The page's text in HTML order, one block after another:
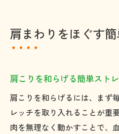
肩まわりをほぐす
肩こりを和らげる簡単スト
肩こりを和らげるには、まず
レッチを取り入れることが重
肉を無理なく動かすことで、